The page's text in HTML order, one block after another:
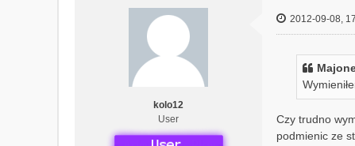
kolo12
User
2012-09-08,
Czy trudno
podmienic ze